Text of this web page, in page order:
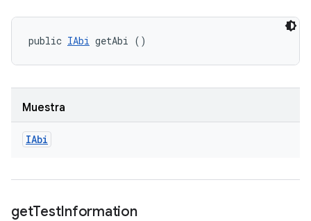
public IAbi getAbi ()
Muestra
IAbi
getTestInformation